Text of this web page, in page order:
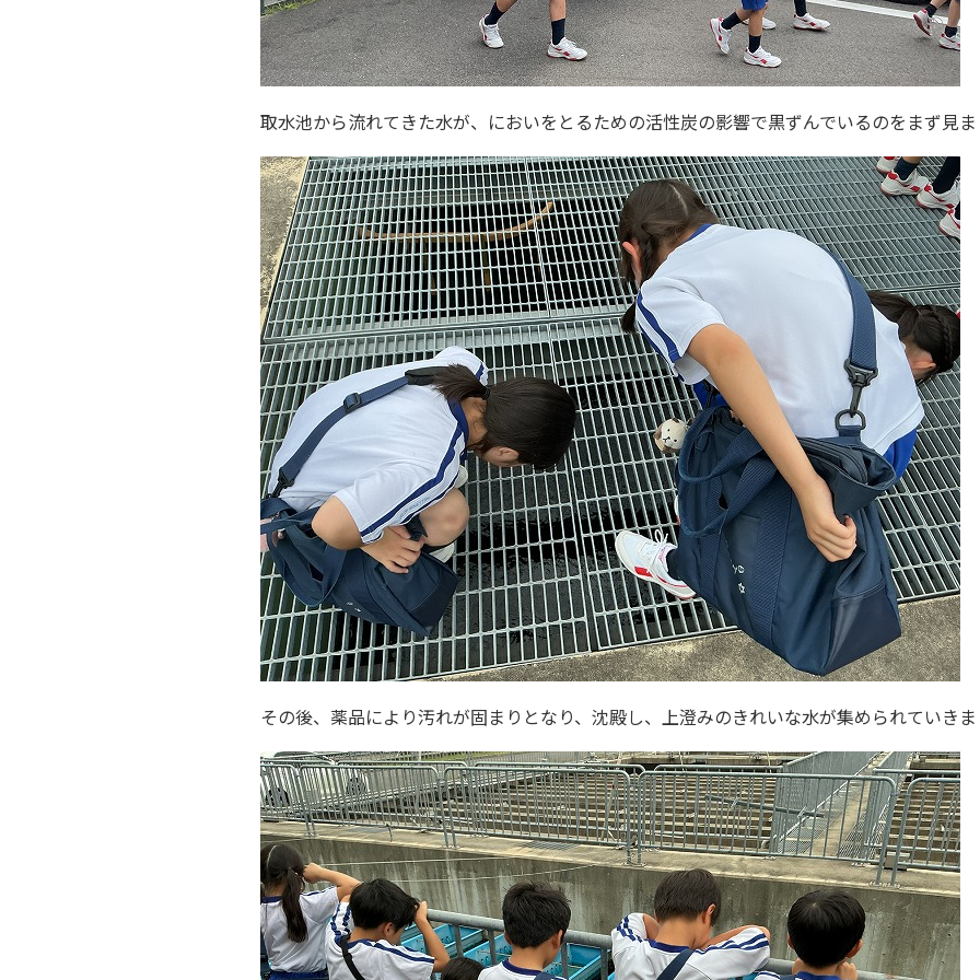
取水池から流れてきた水が、においをとるための活性炭の影響で黒ずんでいるのをまず見
その後、薬品により汚れが固まりとなり、沈殿し、上澄みのきれいな水が集められていき